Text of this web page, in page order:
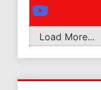
Load More...